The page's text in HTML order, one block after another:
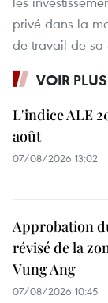
privé dans la
de travail de sa
VOIR PLUS
L'indice ALE
août
07/08/2026 13:02
Approbation
révisé de la
Vung Ang
07/08/2026 10:45